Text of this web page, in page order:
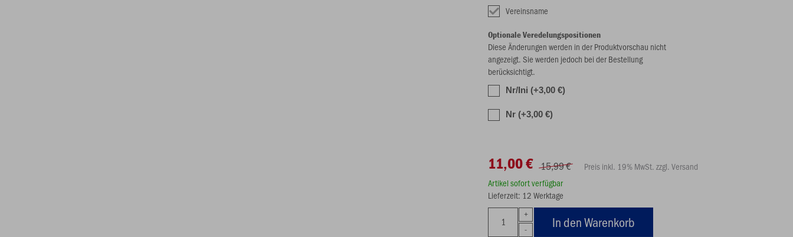
Vereinsname
Optionale Veredelungspositionen
Diese Änderungen werden in der Produktvorschau nicht
angezeigt. Sie werden jedoch bei der Bestellung
berücksichtigt.
Nr/Ini (+3,00 €)
Nr (+3,00 €)
11,00 € 15,99 €
Preis inkl. 19% MwSt. zzgl. Versand
Artikel sofort verfügbar
Lieferzeit: 12 Werktage
In den Warenkorb